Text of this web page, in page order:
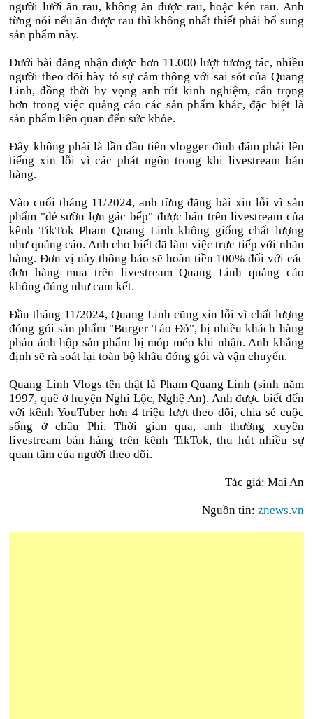
người lười ăn rau, không ăn được rau, hoặc kén rau. Anh
từng nói nếu ăn được rau thì không nhất thiết phải bổ sung
sản phẩm này.
Dưới bài đăng nhận được hơn 11.000 lượt tương tác, nhiều
người theo dõi bày tỏ sự cảm thông với sai sót của Quang
Linh, đồng thời hy vọng anh rút kinh nghiệm, cẩn trọng
hơn trong việc quảng cáo các sản phẩm khác, đặc biệt là
sản phẩm liên quan đến sức khỏe.
Đây không phải là lần đầu tiên vlogger đình đám phải lên
tiếng xin lỗi vì các phát ngôn trong khi livestream bán
hàng.
Vào cuối tháng 11/2024, anh từng đăng bài xin lỗi vì sản
phẩm "dẻ sườn lợn gác bếp" được bán trên livestream của
kênh TikTok Phạm Quang Linh không giống chất lượng
như quảng cáo. Anh cho biết đã làm việc trực tiếp với nhãn
hàng. Đơn vị này thông báo sẽ hoàn tiền 100% đối với các
đơn hàng mua trên livestream Quang Linh quảng cáo
không đúng như cam kết.
Đầu tháng 11/2024, Quang Linh cũng xin lỗi vì chất lượng
đóng gói sản phẩm "Burger Táo Đỏ", bị nhiều khách hàng
phản ánh hộp sản phẩm bị móp méo khi nhận. Anh khẳng
định sẽ rà soát lại toàn bộ khâu đóng gói và vận chuyển.
Quang Linh Vlogs tên thật là Phạm Quang Linh (sinh năm
1997, quê ở huyện Nghi Lộc, Nghệ An). Anh được biết đến
với kênh YouTuber hơn 4 triệu lượt theo dõi, chia sẻ cuộc
sống ở châu Phi. Thời gian qua, anh thường xuyên
livestream bán hàng trên kênh TikTok, thu hút nhiều sự
quan tâm của người theo dõi.
Tác giả: Mai An
Nguồn tin: znews.vn